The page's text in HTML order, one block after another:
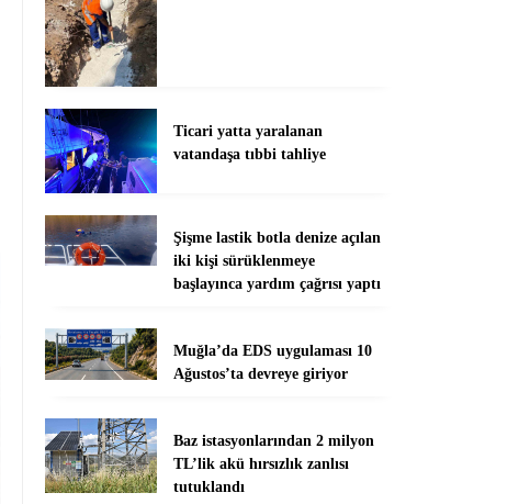
Ticari yatta yaralanan
vatandaşa tıbbi tahliye
Şişme lastik botla denize açılan
iki kişi sürüklenmeye
başlayınca yardım çağrısı yaptı
Muğla’da EDS uygulaması 10
Ağustos’ta devreye giriyor
Baz istasyonlarından 2 milyon
TL’lik akü hırsızlık zanlısı
tutuklandı